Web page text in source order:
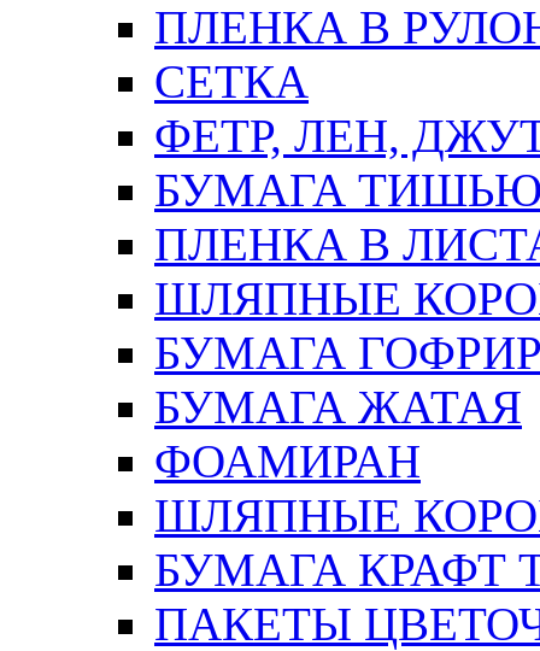
ПЛЕНКА В
СЕТКА
ФЕТР, ЛЕН,
БУМАГА
ПЛЕНКА В
ШЛЯПНЫЕ
БУМАГА
БУМАГА ЖАТАЯ
ФОАМИРАН
ШЛЯПНЫЕ
БУМАГА КРАФТ
ПАКЕТЫ